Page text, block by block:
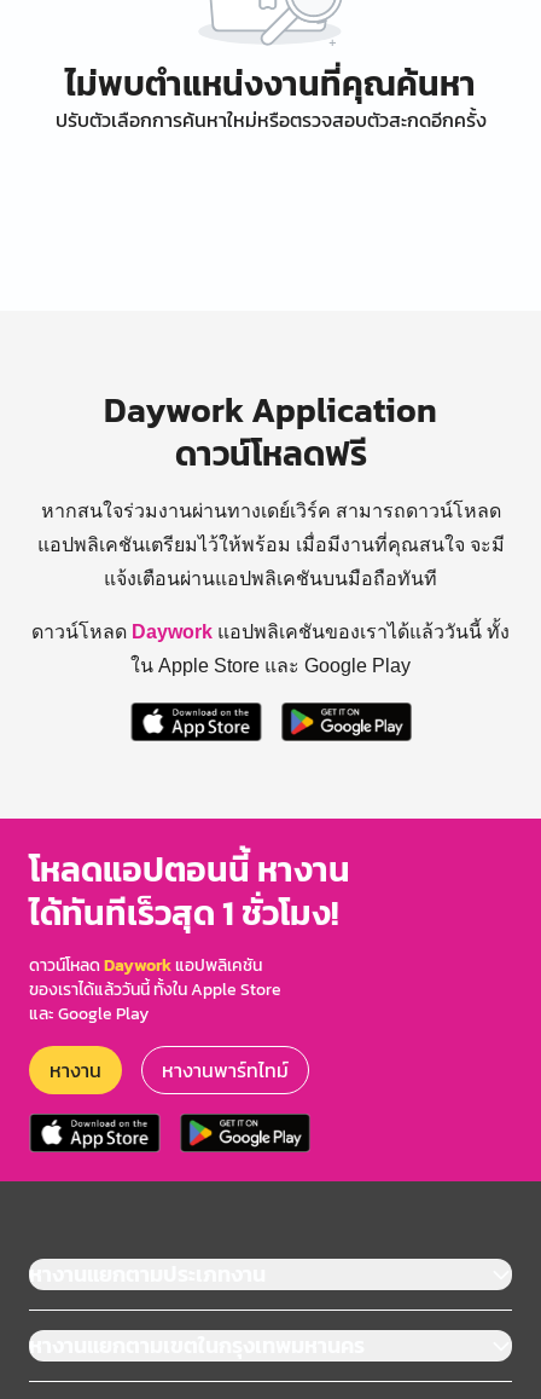
ไม่พบตำแหน่งงานที่คุณค้นหา
ปรับตัวเลือกการค้นหาใหม่หรือตรวจสอบตัวสะกดอีกครั้ง
Daywork Application
ดาวน์โหลดฟรี
หากสนใจร่วมงานผ่านทางเดย์เวิร์ค สามารถดาวน์โหลด
แอปพลิเคชันเตรียมไว้ให้พร้อม เมื่อมีงานที่คุณสนใจ จะมี
แจ้งเตือนผ่านแอปพลิเคชันบนมือถือทันที
ดาวน์โหลด Daywork แอปพลิเคชันของเราได้แล้ววันนี้ ทั้ง
ใน Apple Store และ Google Play
โหลดแอปตอนนี้ หางาน
ได้ทันทีเร็วสุด 1 ชั่วโมง!
ดาวน์โหลดDayworkแอปพลิเคชัน
ของเราได้แล้ววันนี้ ทั้งใน Apple Store
และ Google Play
หางาน หางานพาร์ทไทม์
หางานแยกตามประเภทงาน
หางานแยกตามเขตในกรุงเทพมหานคร